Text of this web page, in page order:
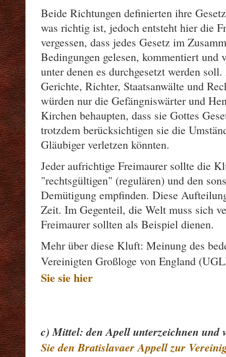
Beide Richtungen definierten ihre
was richtig ist, jedoch entsteht hier die
vergessen, dass jedes Gesetz im
Bedingungen gelesen, kommentiert und
unter denen es durchgesetzt werden
Gerichte, Richter, Staatsanwälte und
würden nur die Gefängniswärter und
Kirchen behaupten, dass sie Gottes
trotzdem berücksichtigen sie die
Gläubiger verletzen könnten.
Jeder aufrichtige Freimaurer sollte die
"rechtsgültigen" (regulären) und den
Demütigung empfinden. Diese
Zeit. Im Gegenteil, die Welt muss sich
Freimaurer sollten als Beispiel dienen.
Mehr über diese Kluft: Meinung des
Vereinigten Großloge von England
Sie sie hier
c) Mittel: den Apell unterzeichnen und
Sie den Bratislavaer Appell zur